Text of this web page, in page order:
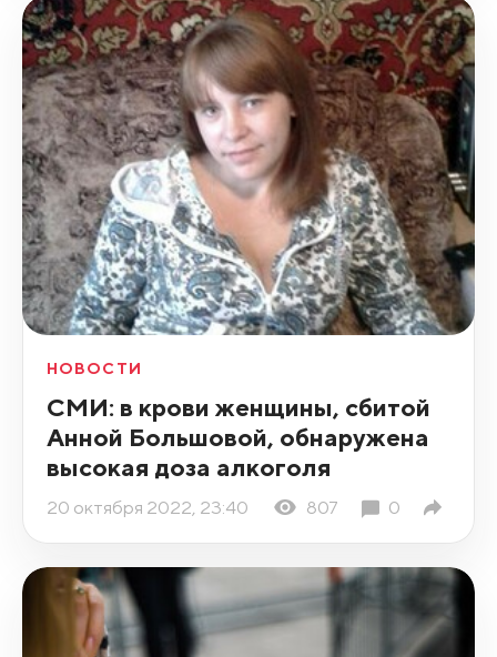
НОВОСТИ
СМИ: в крови женщины, сбитой
Анной Большовой, обнаружена
высокая доза алкоголя
20 октября 2022, 23:40 807 0